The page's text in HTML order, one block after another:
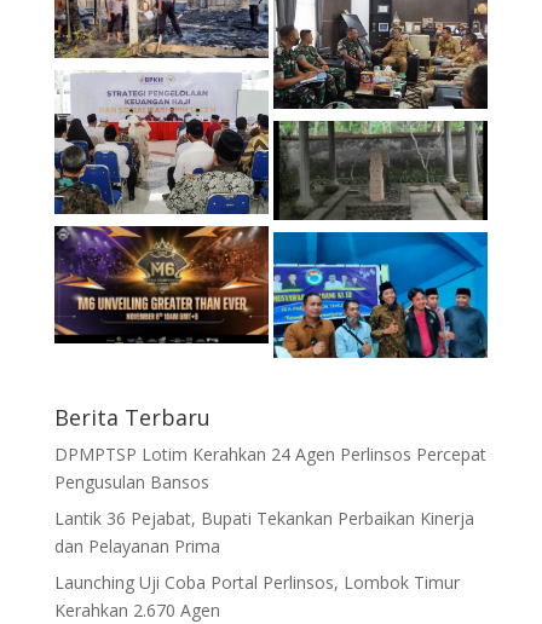
Berita Terbaru
DPMPTSP Lotim Kerahkan 24 Agen Perlinsos Percepat
Pengusulan Bansos
Lantik 36 Pejabat, Bupati Tekankan Perbaikan Kinerja
dan Pelayanan Prima
Launching Uji Coba Portal Perlinsos, Lombok Timur
Kerahkan 2.670 Agen